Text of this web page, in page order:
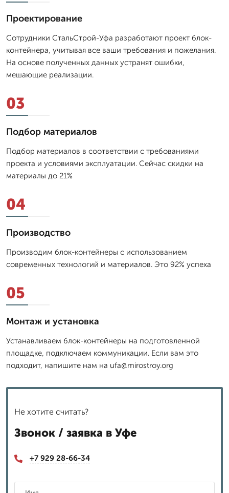
Проектирование
Сотрудники СтальСтрой-Уфа разработают проект блок-
контейнера, учитывая все ваши требования и пожелания.
На основе полученных данных устранят ошибки,
мешающие реализации.
03
Подбор материалов
Подбор материалов в соответствии с требованиями
проекта и условиями эксплуатации. Сейчас скидки на
материалы до 21%
04
Производство
Производим блок-контейнеры с использованием
современных технологий и материалов. Это 92% успеха
05
Монтаж и установка
Устанавливаем блок-контейнеры на подготовленной
площадке, подключаем коммуникации. Если вам это
подходит, напишите нам на ufa@mirostroy.org
Не хотите считать?
Звонок / заявка в Уфе
+7 929 28-66-34